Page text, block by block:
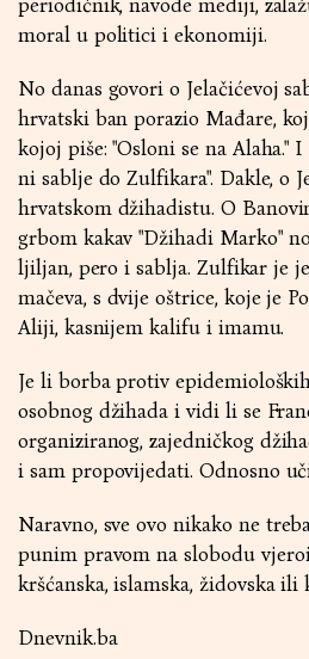
periodičnik, navode mediji,
moral u politici i ekonomiji.
No danas govori o Jelačićevoj
hrvatski ban porazio Mađare,
kojoj piše: "Osloni se na Alaha."
ni sablje do Zulfikara". Dakle, o
hrvatskom džihadistu. O
grbom kakav "Džihadi Marko"
ljiljan, pero i sablja. Zulfikar je
mačeva, s dvije oštrice, koje je
Aliji, kasnijem kalifu i imamu.
Je li borba protiv
osobnog džihada i vidi li se
organiziranog, zajedničkog
i sam propovijedati. Odnosno
Naravno, sve ovo nikako ne
punim pravom na slobodu
kršćanska, islamska, židovska ili
Dnevnik.ba